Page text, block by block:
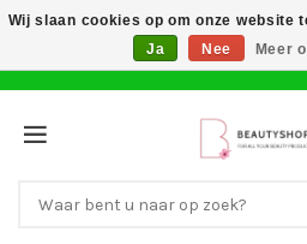
Wij slaan cookies op om onze website
Ja
Nee Meer